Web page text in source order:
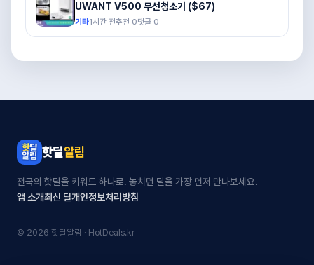
UWANT V500 무선청소기 ($67)
기타1시간 전추천 0댓글 0
핫딜알림
전국의 핫딜을 키워드 하나로. 놓치던 딜을 가장 먼저 만나보세요.
앱 소개최신 딜개인정보처리방침
© 2026 핫딜알림 · HotDeals.kr